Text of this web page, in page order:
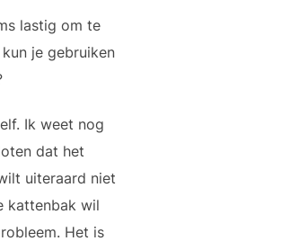
lastig om te
je gebruiken
Ik weet nog
dat het
uiteraard niet
kattenbak wil
Het is